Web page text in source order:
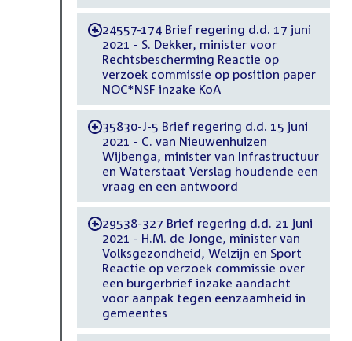
-24557-174 Brief regering d.d. 17 juni
2021 - S. Dekker, minister voor
Rechtsbescherming Reactie op
verzoek commissie op position paper
NOC*NSF inzake KoA
-35830-J-5 Brief regering d.d. 15 juni
2021 - C. van Nieuwenhuizen
Wijbenga, minister van Infrastructuur
en Waterstaat Verslag houdende een
vraag en een antwoord
-29538-327 Brief regering d.d. 21 juni
2021 - H.M. de Jonge, minister van
Volksgezondheid, Welzijn en Sport
Reactie op verzoek commissie over
een burgerbrief inzake aandacht
voor aanpak tegen eenzaamheid in
gemeentes